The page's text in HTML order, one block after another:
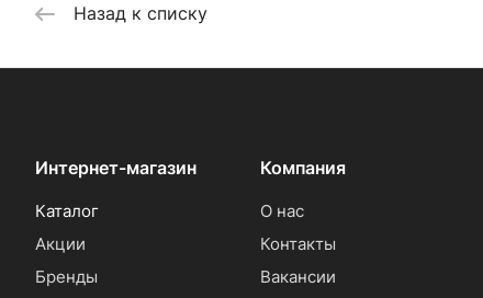
Назад к списку
Интернет-магазин
Каталог
Акции
Бренды
Компания
О нас
Контакты
Вакансии